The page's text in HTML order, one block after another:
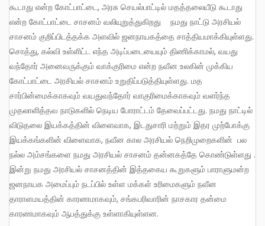
கூடாது என்ற கோட்பாட்டை, அரசு செயல்பாட்டில் மதத்தலையீடு கூடாது
என்ற கோட்பாட்டை சாசனம் வலியுறுத்துகிறது நமது நாட்டு அரசியல்
சாசனம் குறிப்பிடத்தக்க அளவில் ஜனநாயகத்தை சாத்தியமாக்கியுள்ளது.
சொத்து, கல்வி உள்ளிட்ட எந்த அடிப்படையையும் திணிக்காமல், வயது
வந்தோர் அனைவருக்கும் வாக்குரிமை என்ற நவீன உலகின் முக்கிய
கோட்பாட்டை அரசியல் சாசனம் உறுதிப்படுத்தியுள்ளது. மத
சார்பின்மைக்காகவும் வயதுவந்தோர் வாகுரிமைக்காகவும் வளர்ந்த
முதலாளித்தவ நாடுகளில் நெடிய போராட்டம் தேவைப்பட்டது. நமது நாட்டில்
விடுதலை இயக்கத்தின் விளைவாக, இடதுசாரி மற்றும் இதர முற்போக்கு
இயக்கங்களின் விளைவாக, நவீன கால அரசியல் நெறிமுறைகளின் பல
நல்ல அம்சங்களை நமது அரசியல் சாசனம் தன்னகத்தே கொண்டுள்ளது .
இன்று நமது அரசியல் சாசனத்தின் இத்தகைய கூறுகளும் பாராளுமன்ற
ஜனநாயக அமைப்பும் நடப்பில் உள்ள மக்கள் உரிமைகளும் நவீன
தாராளமயத்தின் காரணமாகவும், சங்கபரிவாரின் நாசகார தன்மை
காரணமாகவும் ஆபத்துக்கு உள்ளாகியுள்ளன.